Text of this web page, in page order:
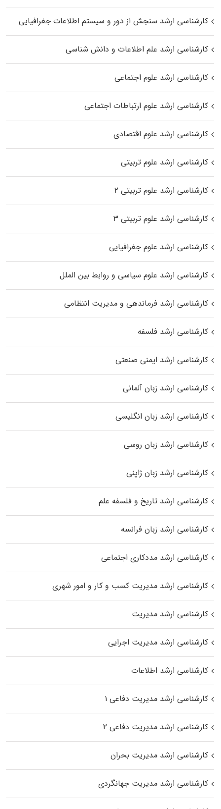
کارشناسی ارشد سنجش از دور و سیستم اطلاعات جغرافیایی
کارشناسی ارشد علم اطلاعات و دانش شناسی
کارشناسی ارشد علوم اجتماعی
کارشناسی ارشد علوم ارتباطات اجتماعی
کارشناسی ارشد علوم اقتصادی
کارشناسی ارشد علوم تربیتی
کارشناسی ارشد علوم تربیتی ۲
کارشناسی ارشد علوم تربیتی ۳
کارشناسی ارشد علوم جغرافیایی
کارشناسی ارشد علوم سیاسی و روابط بین الملل
کارشناسی ارشد فرماندهی و مدیریت انتظامی
کارشناسی ارشد فلسفه
کارشناسی ارشد ایمنی صنعتی
کارشناسی ارشد زبان آلمانی
کارشناسی ارشد زبان انگلیسی
کارشناسی ارشد زبان روسی
کارشناسی ارشد زبان ژاپنی
کارشناسی ارشد تاریخ و فلسفه علم
کارشناسی ارشد زبان فرانسه
کارشناسی ارشد مددکاری اجتماعی
کارشناسی ارشد مدیریت کسب و کار و امور شهری
کارشناسی ارشد مدیریت
کارشناسی ارشد مدیریت اجرایی
کارشناسی ارشد اطلاعات
کارشناسی ارشد مدیریت دفاعی ۱
کارشناسی ارشد مدیریت دفاعی ۲
کارشناسی ارشد مدیریت بحران
کارشناسی ارشد مدیریت جهانگردی